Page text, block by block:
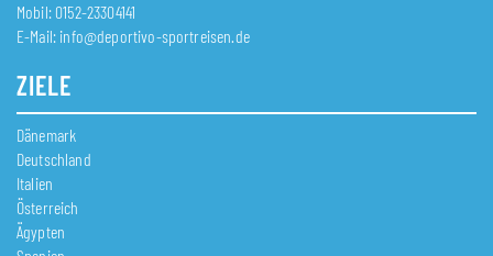
Mobil: 0152-23304141
E-Mail: info@deportivo-sportreisen.de
ZIELE
Dänemark
Deutschland
Italien
Österreich
Ägypten